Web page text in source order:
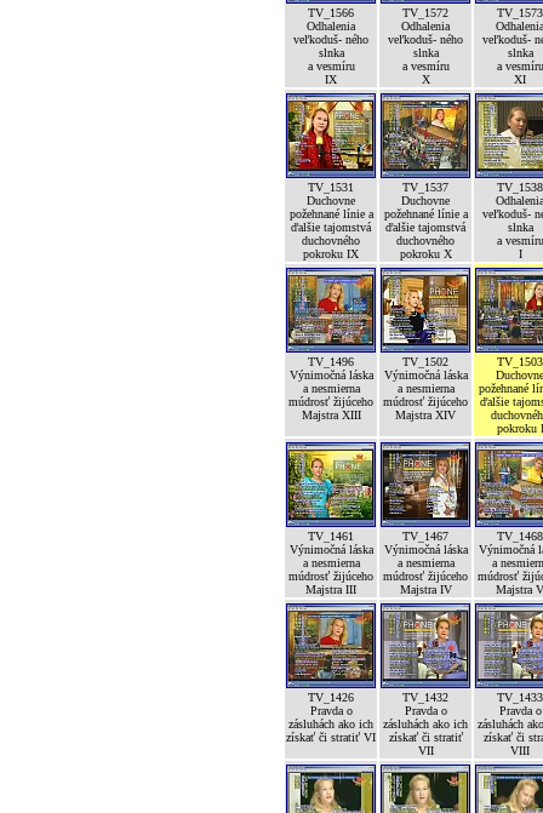
TV_1566
Odhalenia
veľkoduš- ného
slnka
a vesmíru
IX
TV_1572
Odhalenia
veľkoduš- ného
slnka
a vesmíru
X
TV_1573
Odhalenia
veľkoduš-
slnka
a vesmíru
XI
TV_1531
Duchovne
požehnané línie a
ďalšie tajomstvá
duchovného
pokroku IX
TV_1537
Duchovne
požehnané línie a
ďalšie tajomstvá
duchovného
pokroku X
TV_1538
Odhalenia
veľkoduš-
slnka
a vesmíru
I
TV_1496
Výnimočná láska
a nesmierna
múdrosť žijúceho
Majstra XIII
TV_1502
Výnimočná láska
a nesmierna
múdrosť žijúceho
Majstra XIV
TV_1503
Duchovne
požehnané
ďalšie
pokroku I
TV_1461
Výnimočná láska
a nesmierna
múdrosť žijúceho
Majstra III
TV_1467
Výnimočná láska
a nesmierna
múdrosť žijúceho
Majstra IV
TV_1468
Výnimočná
a
múdrosť
Majstra V
TV_1426
Pravda o
zásluhách ako ich
získať či stratiť VI
TV_1432
Pravda o
zásluhách ako ich
získať či stratiť
VII
TV_1433
Pravda o
zásluhách
získať či
VIII